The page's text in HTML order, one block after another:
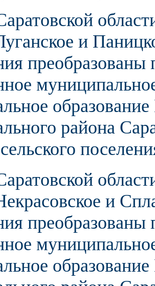
и
преобразованы
образование
района
и
преобразованы
образование